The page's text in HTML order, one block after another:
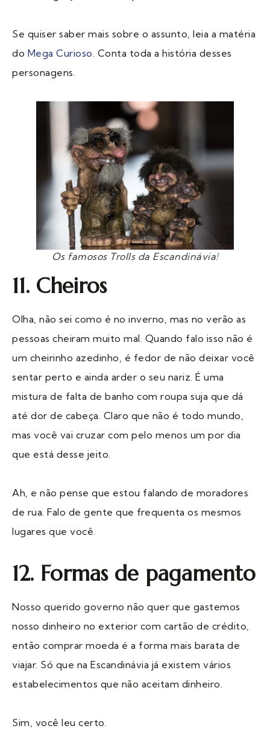
Se quiser saber mais sobre o assunto, leia a matéria
do Mega Curioso. Conta toda a história desses
personagens.
Os famosos Trolls da Escandinávia!
11. Cheiros
Olha, não sei como é no inverno, mas no verão as
pessoas cheiram muito mal. Quando falo isso não é
um cheirinho azedinho, é fedor de não deixar você
sentar perto e ainda arder o seu nariz. É uma
mistura de falta de banho com roupa suja que dá
até dor de cabeça. Claro que não é todo mundo,
mas você vai cruzar com pelo menos um por dia
que está desse jeito.
Ah, e não pense que estou falando de moradores
de rua. Falo de gente que frequenta os mesmos
lugares que você.
12. Formas de pagamento
Nosso querido governo não quer que gastemos
nosso dinheiro no exterior com cartão de crédito,
então comprar moeda é a forma mais barata de
viajar. Só que na Escandinávia já existem vários
estabelecimentos que não aceitam dinheiro.
Sim, você leu certo.